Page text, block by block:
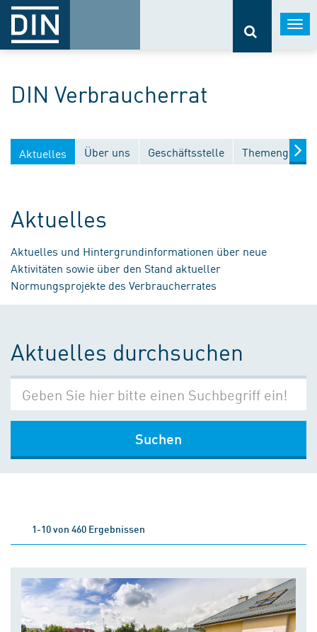
DIN Verbraucherrat
Aktuelles Über uns Geschäftsstelle
Aktuelles
Aktuelles und Hintergrundinformationen über neue
Aktivitäten sowie über den Stand aktueller
Normungsprojekte des Verbraucherrates
Aktuelles durchsuchen
Suchen
1-10 von 460 Ergebnissen